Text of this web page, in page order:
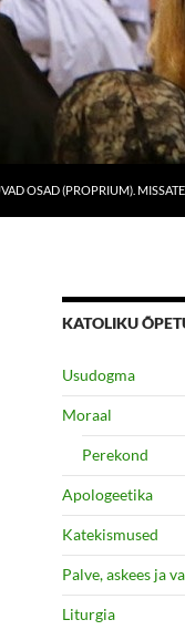
OSAD (PROPRIUM).
KATOLIKU
Usudogma
Moraal
Perekond
Apologeetika
Katekismused
Palve, askees ja
Liturgia